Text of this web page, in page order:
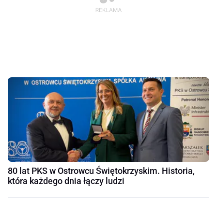
80 lat PKS w Ostrowcu Świętokrzyskim. Historia,
która każdego dnia łączy ludzi